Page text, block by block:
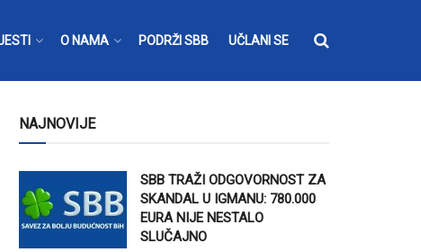
O NAMA PODRŽI SBB UČLANI SE
NAJNOVIJE
SBB TRAŽI ODGOVORNOST ZA
SKANDAL U IGMANU: 780.000
EURA NIJE NESTALO
SLUČAJNO